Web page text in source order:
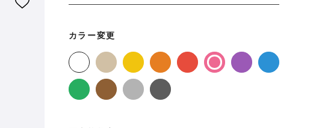
カラー変更